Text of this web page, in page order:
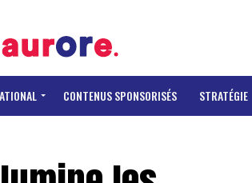
CONTENUS SPONSORISÉS STRATÉGIE